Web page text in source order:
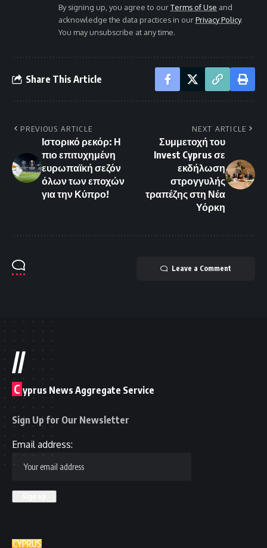
By signing up, you agree to ourTerms of Use and
acknowledge the data practices in ourPrivacy Policy.
You may unsubscribe at any time.
Share This Article
PREVIOUS ARTICLE
Ιστορικό ρεκόρ: Η
πιο επιτυχημένη
ευρωπαϊκή σεζόν
όλων των εποχών
για την Κύπρο!
NEXT ARTICLE
Συμμετοχή του
Invest Cyprus σε
εκδήλωση
στρογγυλής
τραπέζης στη Νέα
Υόρκη
Leave a Comment
//
C yprus News Aggregate Service
Sign Up for Our Newsletter
Email address: